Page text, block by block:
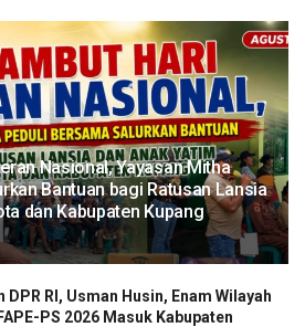
Nasional, Yayasan Mitha
Bantuan bagi Ratusan Lansia
dan Kabupaten Kupang
DPR RI, Usman Husin, Enam Wilayah
PS 2026 Masuk Kabupaten